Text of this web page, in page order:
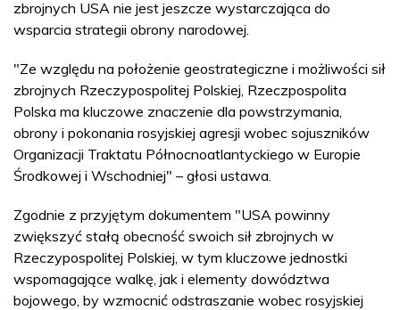
zbrojnych USA nie jest jeszcze wystarczająca do
wsparcia strategii obrony narodowej.
"Ze względu na położenie geostrategiczne i możliwości sił
zbrojnych Rzeczypospolitej Polskiej, Rzeczpospolita
Polska ma kluczowe znaczenie dla powstrzymania,
obrony i pokonania rosyjskiej agresji wobec sojuszników
Organizacji Traktatu Północnoatlantyckiego w Europie
Środkowej i Wschodniej" – głosi ustawa.
Zgodnie z przyjętym dokumentem "USA powinny
zwiększyć stałą obecność swoich sił zbrojnych w
Rzeczypospolitej Polskiej, w tym kluczowe jednostki
wspomagające walkę, jak i elementy dowództwa
bojowego, by wzmocnić odstraszanie wobec rosyjskiej